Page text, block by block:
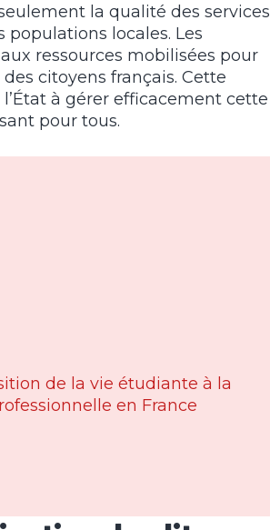
la qualité des services
locales. Les
ressources mobilisées pour
citoyens français. Cette
à gérer efficacement cette
pour tous.
de la vie étudiante à la
en France